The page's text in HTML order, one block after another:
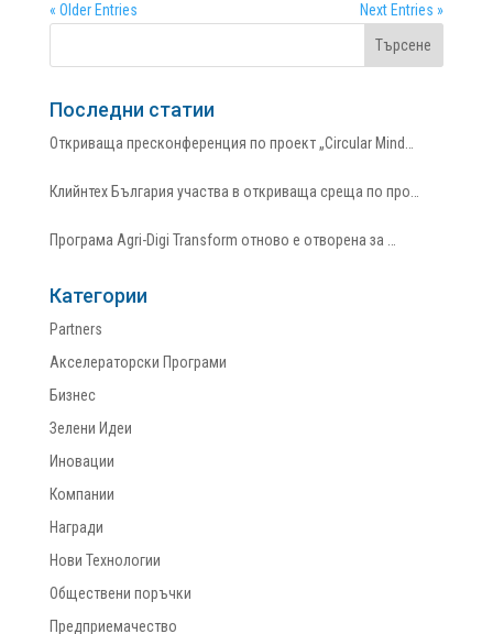
« Older Entries Next Entries »
Последни статии
Откриваща пресконференция по проект „Circular Mind…
Клийнтех България участва в откриваща среща по про…
Програма Agri-Digi Transform отново е отворена за …
Категории
Partners
Акселераторски Програми
Бизнес
Зелени Идеи
Иновации
Компании
Награди
Нови Технологии
Обществени поръчки
Предприемачество